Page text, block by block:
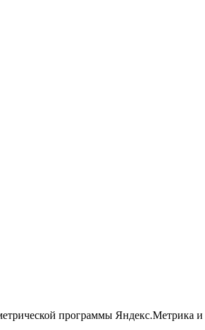
программы Яндекс.Метрика и